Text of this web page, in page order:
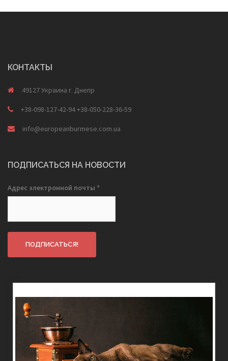
КОНТАКТЫ
49127 Украина г. Днепр
+38-098-127-42-94 +38-050-228-36-59
info@europeanburmese.com.ua
ПОДПИСАТЬСЯ НА НОВОСТИ
Адрес электронной почты *